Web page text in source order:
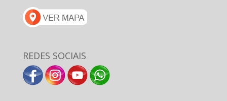
REDES SOCIAIS